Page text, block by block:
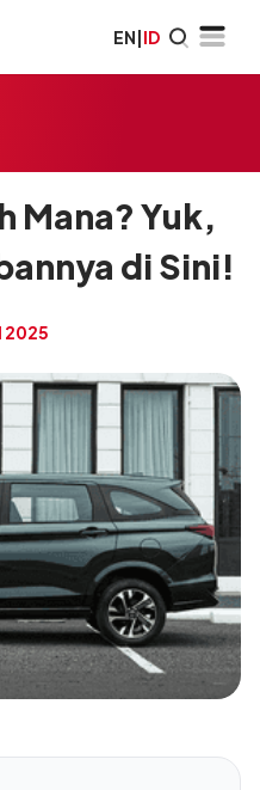
EN|ID
Mana? Yuk,
di Sini!
2025